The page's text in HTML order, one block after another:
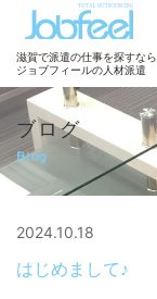
滋賀で派遣の仕事を探すなら
ジョブフィールの人材派遣
ブログ
Blog
2024.10.18
はじめまして♪